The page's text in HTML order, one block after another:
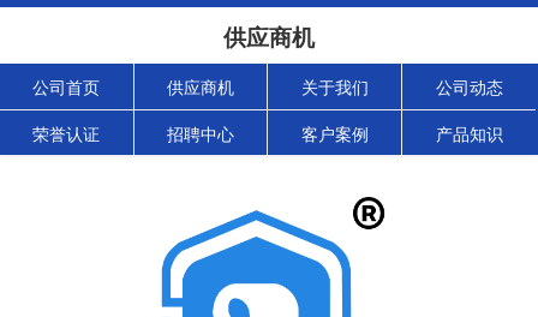
供应商机
公司首页 供应商机 关于我们 公司动态
荣誉认证 招聘中心 客户案例 产品知识